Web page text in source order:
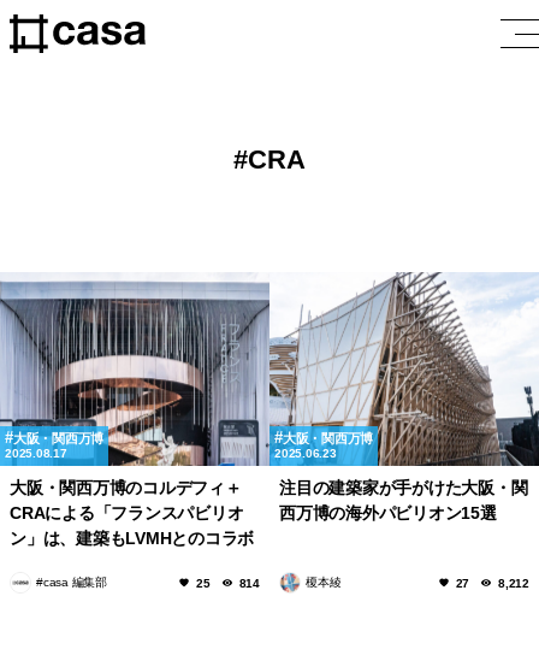
CRA
大阪・関西万博
2025.08.17
大阪・関西万博のコルデフィ＋
CRAによる「フランスパビリオ
ン」は、建築もLVMHとのコラボ
#casa 編集部 25 814
大阪・関西万博
2025.06.23
注目の建築家が手がけた大阪・関
西万博の海外パビリオン15選
榎本綾 27 8,212